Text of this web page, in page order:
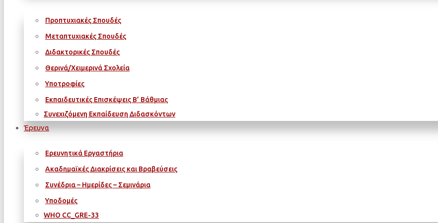
Προπτυχιακές Σπουδές
Μεταπτυχιακές Σπουδές
Διδακτορικές Σπουδές
Θερινά/Χειμερινά Σχολεία
Υποτροφίες
Εκπαιδευτικές Επισκέψεις Β’ Βάθμιας
Συνεχιζόμενη Εκπαίδευση Διδασκόντων
Έρευνα
Ερευνητικά Εργαστήρια
Ακαδημαϊκές Διακρίσεις και Βραβεύσεις
Συνέδρια – Ημερίδες – Σεμινάρια
Υποδομές
WΗΟ CC_GRE-33